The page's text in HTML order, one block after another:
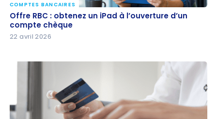
Offre RBC : obtenez un iPad à l’ouverture d’un
compte chèque
COMPTES BANCAIRES
Offre RBC : obtenez un iPad à l’ouverture d’un
compte chèque
22 avril 2026